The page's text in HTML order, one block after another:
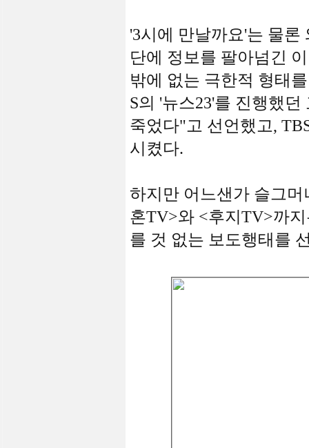
'3시에 만날까요'는 물
단에 정보를 팔아넘긴
밖에 없는 극한적 형태
S의 '뉴스23'를 진행했
죽었다"고 선언했고,
시켰다.
하지만 어느샌가 슬그
혼TV>와 <후지TV>까
를 것 없는 보도행태를